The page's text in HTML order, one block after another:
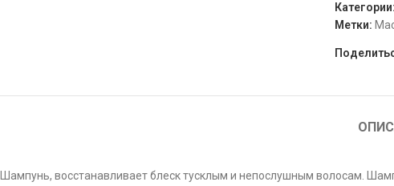
Категории:
Метки:
Шампунь, восстанавливает блеск тусклым и непослушным волосам.